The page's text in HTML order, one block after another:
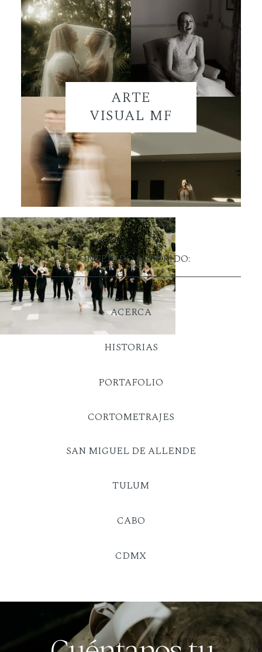
ARTE
VISUAL MF
CONTENIDO SUGERIDO:
ACERCA
SAN MIGUEL DE ALLENDE
HISTORIAS
TULUM
PORTAFOLIO
CABO
CDMX
CORTOMETRAJES